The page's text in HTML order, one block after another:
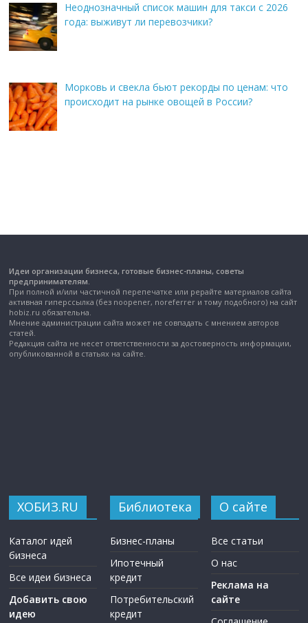
Неоднозначный список машин для такси с 2026
года: выживут ли перевозчики?
Морковь и свекла бьют рекорды по ценам: что
происходит на рынке овощей в России?
Идеи организации бизнеса, готовые бизнес-планы, советы
предпринимателям.
При полной и/или частичной перепечатке или рерайте материалов сайта
активная гиперссылка (без noopener, noreferrer и тому подобного) на сайт
hobiz.ru обязательна.
Мнение администрации сайта может не совпадать с мнением авторов
статей.
Редакция сайта не несет ответственности за достоверность информации,
опубликованной в статьях на сайте.
ХОБИЗ.RU
Каталог идей
бизнеса
Все идеи бизнеса
Добавить свою
идею
Библиотека
Бизнес-планы
Ипотечный
кредит
Потребительский
кредит
О сайте
Все статьи
О нас
Реклама на
сайте